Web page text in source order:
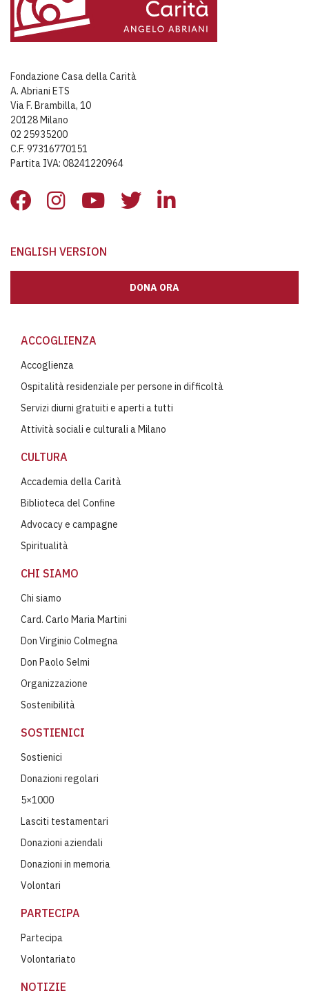
Fondazione Casa della Carità
A. Abriani ETS
Via F. Brambilla, 10
20128 Milano
02 25935200
C.F. 97316770151
Partita IVA: 08241220964
ENGLISH VERSION
DONA ORA
ACCOGLIENZA
Accoglienza
Ospitalità residenziale per persone in difficoltà
Servizi diurni gratuiti e aperti a tutti
Attività sociali e culturali a Milano
CULTURA
Accademia della Carità
Biblioteca del Confine
Advocacy e campagne
Spiritualità
CHI SIAMO
Chi siamo
Card. Carlo Maria Martini
Don Virginio Colmegna
Don Paolo Selmi
Organizzazione
Sostenibilità
SOSTIENICI
Sostienici
Donazioni regolari
5×1000
Lasciti testamentari
Donazioni aziendali
Donazioni in memoria
Volontari
PARTECIPA
Partecipa
Volontariato
NOTIZIE